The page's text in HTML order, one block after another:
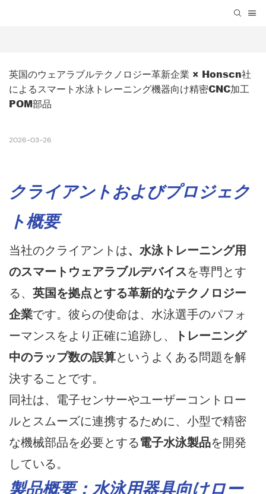
英国のウェアラブルテクノロジー革新企業 × Honscn社
によるスマート水泳トレーニング機器向け精密CNC加工
POM部品
2026-03-26
クライアントおよびプロジェク
ト概要
当社のクライアントは、水泳トレーニング用
のスマートウェアラブルデバイスを専門とす
る、 英国を拠点とする革新的なテクノロジー
企業です。彼らの使命は、水泳選手のパフォ
ーマンスをより正確に追跡し、
トレーニング
中のラップ数の誤算というよくある問題を解
決することです。
同社は、電子センサーやユーザーコントロー
ルとスムーズに連携するために、小型で精密
な機械部品を必要とする電子水泳製品を開発
している。
製品概要：水泳用器具向けロー